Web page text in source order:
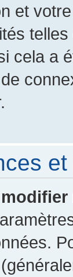
et
cela a